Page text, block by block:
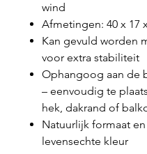
wind
Afmetingen: 40 x 17
Kan gevuld worden
voor extra stabiliteit
Ophangoog aan de
– eenvoudig te
hek, dakrand of
Natuurlijk formaat en
levensechte kleur